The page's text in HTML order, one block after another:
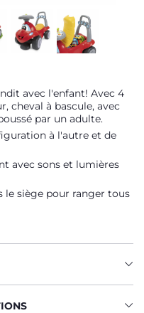
avec l'enfant! Avec 4
cheval à bascule, avec
par un adulte.
à l'autre et de
avec sons et lumières
siège pour ranger tous